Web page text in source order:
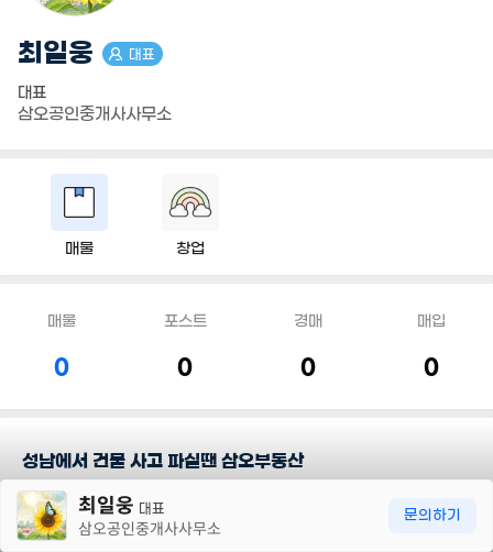
최일웅 대표
대표
삼오공인중개사사무소
매물 창업
매물
0
포스트
0
경매
0
매입
0
성남에서 건물 사고 파실땐 삼오부동산
삼오공인중개사 사무소는 성남시에서 최고를 지향하며
고객님이 고객이 맞으시다면, 삼오공인중개사 중개사 최일웅이 정답
최일웅 대표
삼오공인중개사사무소
문의하기